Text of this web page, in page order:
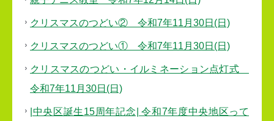
クリスマスのつどい② 令和7年11月30日(日)
クリスマスのつどい① 令和7年11月30日(日)
クリスマスのつどい・イルミネーション点灯式
令和7年11月30日(日)
|中央区誕生15周年記念| 令和7年度中央地区って